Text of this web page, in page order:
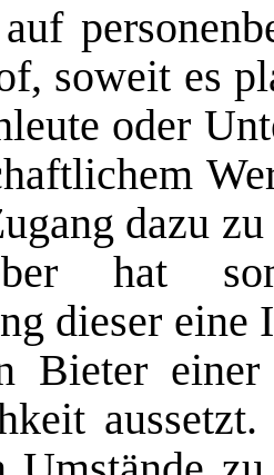
soweit es
oder
dazu
hat
dieser
Bieter